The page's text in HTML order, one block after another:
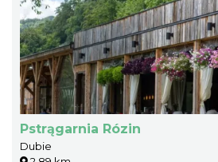
Pstrągarnia Rózin
Dubie